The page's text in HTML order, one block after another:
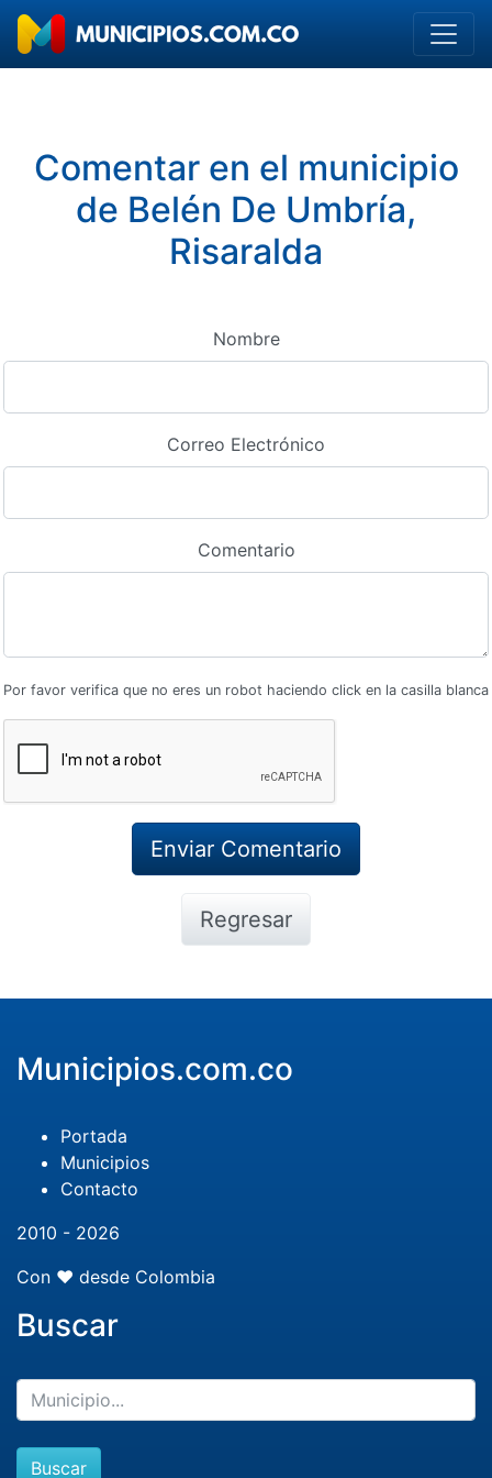
Comentar en el municipio
de Belén De Umbría,
Risaralda
Nombre
Correo Electrónico
Comentario
Por favor verifica que no eres un robot haciendo click en la casilla blanca
Regresar
Municipios.com.co
Portada
Municipios
Contacto
2010 - 2026
Con ❤️ desde Colombia
Buscar
Buscar